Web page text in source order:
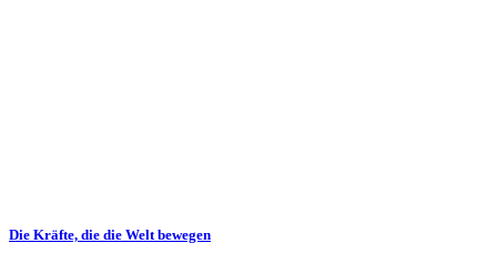
Die Kräfte, die die Welt bewegen